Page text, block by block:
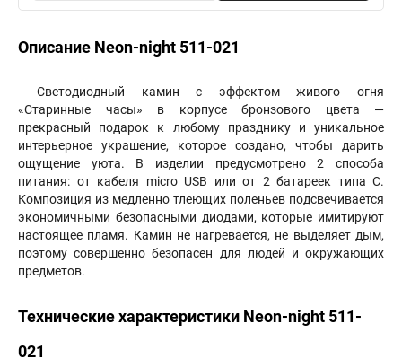
Описание Neon-night 511-021
Светодиодный камин с эффектом живого огня
«Старинные часы» в корпусе бронзового цвета —
прекрасный подарок к любому празднику и уникальное
интерьерное украшение, которое создано, чтобы дарить
ощущение уюта. В изделии предусмотрено 2 способа
питания: от кабеля micro USB или от 2 батареек типа С.
Композиция из медленно тлеющих поленьев подсвечивается
экономичными безопасными диодами, которые имитируют
настоящее пламя. Камин не нагревается, не выделяет дым,
поэтому совершенно безопасен для людей и окружающих
предметов.
Технические характеристики Neon-night 511-
021